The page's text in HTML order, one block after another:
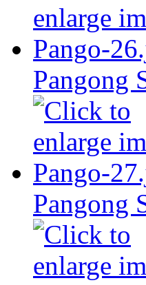
Pangong
Pangong